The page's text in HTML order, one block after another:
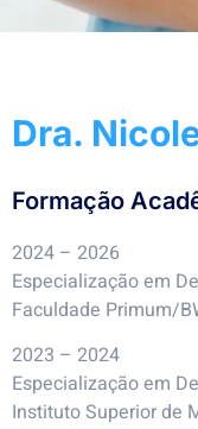
Dra.
Formação
2024 – 2026
Especialização em
Faculdade Primum/
2023 – 2024
Especialização em
Instituto Superior de